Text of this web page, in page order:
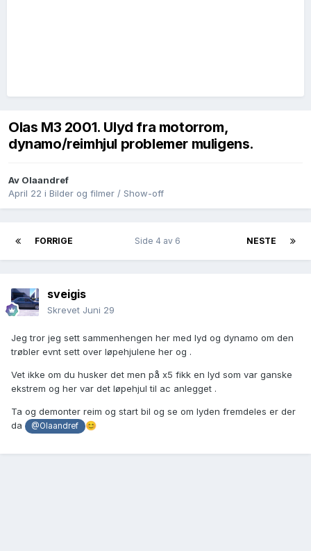
Olas M3 2001. Ulyd fra motorrom,
dynamo/reimhjul problemer muligens.
Av Olaandref
April 22 i Bilder og filmer / Show-off
FORRIGE NESTE
Side 4 av 6
sveigis
Skrevet Juni 29
Jeg tror jeg sett sammenhengen her med lyd og dynamo om den
trøbler evnt sett over løpehjulene her og .
Vet ikke om du husker det men på x5 fikk en lyd som var ganske
ekstrem og her var det løpehjul til ac anlegget .
Ta og demonter reim og start bil og se om lyden fremdeles er der
da
@Olaandref 😊